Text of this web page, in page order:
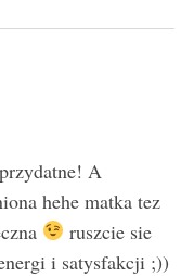
A
hehe matka tez
ruszcie sie
i satysfakcji ;))